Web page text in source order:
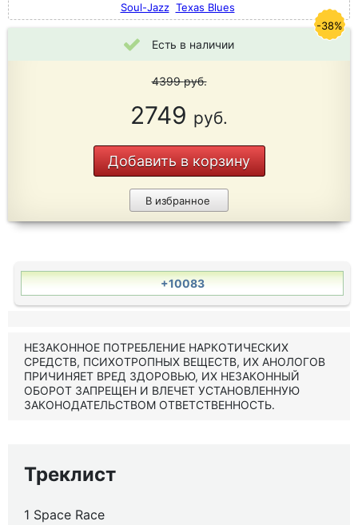
Soul-Jazz Texas Blues
Есть в наличии
4399руб.
2749 руб.
Добавить в корзину
В избранное
-38%
+10083
НЕЗАКОННОЕ ПОТРЕБЛЕНИЕ НАРКОТИЧЕСКИХ
СРЕДСТВ, ПСИХОТРОПНЫХ ВЕЩЕСТВ, ИХ АНОЛОГОВ
ПРИЧИНЯЕТ ВРЕД ЗДОРОВЬЮ, ИХ НЕЗАКОННЫЙ
ОБОРОТ ЗАПРЕЩЕН И ВЛЕЧЕТ УСТАНОВЛЕННУЮ
ЗАКОНОДАТЕЛЬСТВОМ ОТВЕТСТВЕННОСТЬ.
Треклист
1 Space Race